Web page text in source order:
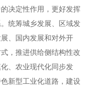
决定性作用，更好发挥
统筹城乡发展、区域发
、国内发展和对外开
，推进供给侧结构性改
、农业现代化同步发
新型工业化道路，建设